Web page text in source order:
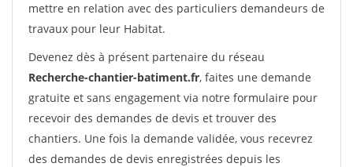
mettre en relation avec des particuliers demandeurs de
travaux pour leur Habitat.
Devenez dès à présent partenaire du réseau
Recherche-chantier-batiment.fr, faites une demande
gratuite et sans engagement via notre formulaire pour
recevoir des demandes de devis et trouver des
chantiers. Une fois la demande validée, vous recevrez
des demandes de devis enregistrées depuis les